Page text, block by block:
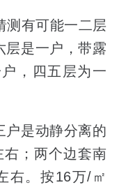
测有可能一二层
层是一户，带露
，四五层为一
户是动静分离的
右；两个边套南
右。按16万/ ㎡